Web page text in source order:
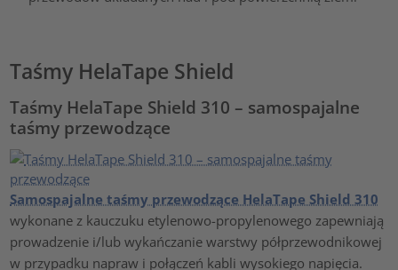
Taśmy HelaTape Shield
Taśmy HelaTape Shield 310 – samospajalne
taśmy przewodzące
Samospajalne taśmy przewodzące HelaTape Shield 310
wykonane z kauczuku etylenowo-propylenowego zapewniają
prowadzenie i/lub wykańczanie warstwy półprzewodnikowej
w przypadku napraw i połączeń kabli wysokiego napięcia.